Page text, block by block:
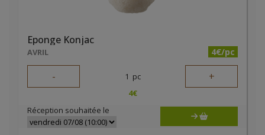
Eponge Konjac
AVRIL 4€/pc
- 1 pc +
4€
Réception souhaitée le